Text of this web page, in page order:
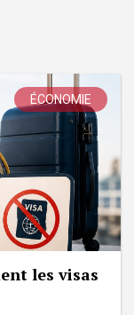
ÉCONOMIE
les visas